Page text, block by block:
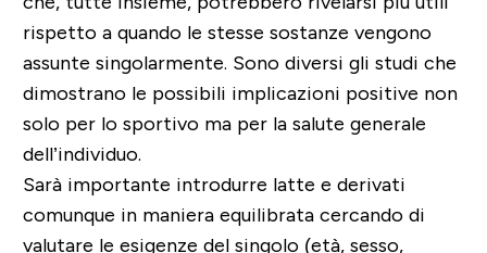
rispetto a quando le stesse sostanze vengono
assunte singolarmente. Sono diversi gli studi che
dimostrano le possibili implicazioni positive non
solo per lo sportivo ma per la salute generale
dell’individuo.
Sarà importante introdurre latte e derivati
comunque in maniera equilibrata cercando di
valutare le esigenze del singolo (età, sesso,